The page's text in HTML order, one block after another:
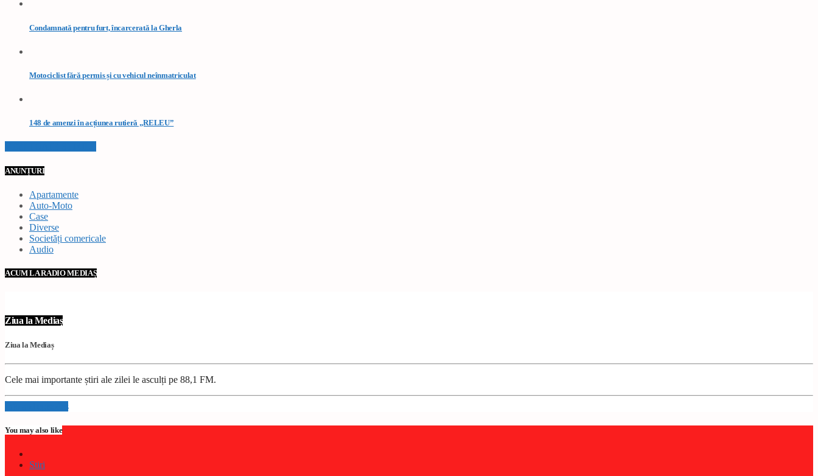
Condamnată pentru furt, încarcerată la Gherla
Motociclist fără permis și cu vehicul neînmatriculat
148 de amenzi în acțiunea rutieră „RELEU”
ANUNȚURI
Apartamente
Auto-Moto
Case
Diverse
Societăți comericale
Audio
ACUM LA RADIO MEDIAȘ
Ziua la Mediaș
Ziua la Mediaș
Cele mai importante știri ale zilei le asculți pe 88,1 FM.
Info and episodes
You may also like
Stiri